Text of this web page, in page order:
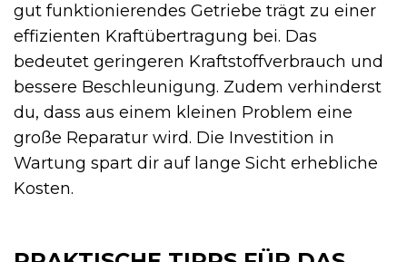
gut funktionierendes Getriebe trägt zu einer
effizienten Kraftübertragung bei. Das
bedeutet geringeren Kraftstoffverbrauch und
bessere Beschleunigung. Zudem verhinderst
du, dass aus einem kleinen Problem eine
große Reparatur wird. Die Investition in
Wartung spart dir auf lange Sicht erhebliche
Kosten.